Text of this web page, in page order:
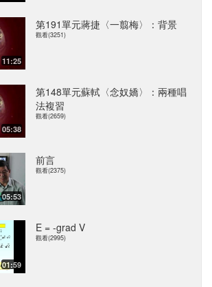
11:25
第191單元蔣捷〈一翦梅〉：背景
觀看(3251)
05:38
第148單元蘇軾〈念奴嬌〉：兩種唱
法複習
觀看(2659)
05:53
前言
觀看(2375)
01:59
E = -grad V
觀看(2995)